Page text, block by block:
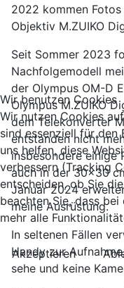
2022 kommen
Objektiv M.ZUIKO
Seit Sommer 2023
Nachfolgemodell
der Olympus OM-D
Olympus M.ZUIKO
dem Telekonverter
entstanden nicht
insbesondere einige
auch in der 30x30
Januar 2024
meine Ausrüstung.
In seltenen Fällen
Handy zur
sehe und keine
Wir benutzen Cookies
Wir nutzen Cookies
sind essenziell für den
uns helfen, diese
verbessern (Tracking
entscheiden, ob Sie
beachten Sie, dass
mehr alle
Akzeptieren